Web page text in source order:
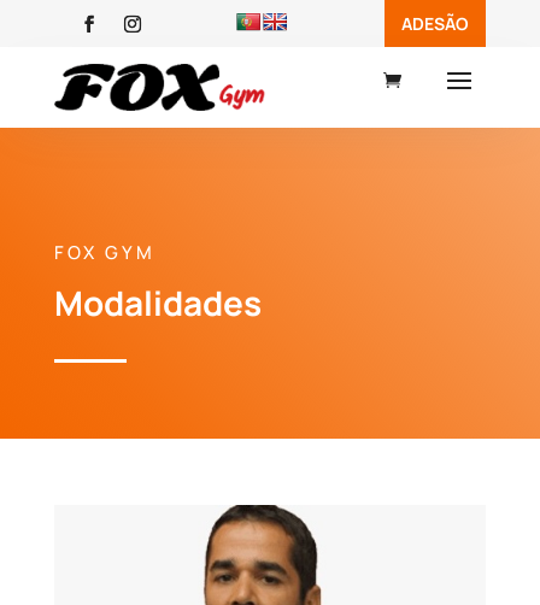
ADESÃO

FOX GYM
Modalidades